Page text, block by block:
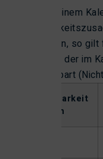
Wurde in einem
eingehalten, so
Minderung der im
als vereinbart
Verfügbarkeit
von